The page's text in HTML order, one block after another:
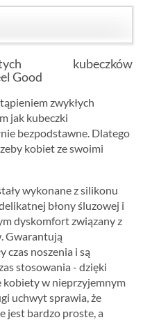
kubeczków
Good
zwykłych
jak kubeczki
bezpodstawne. Dlatego
kobiet ze swoimi
wykonane z silikonu
błony śluzowej i
dyskomfort związany z
Gwarantują
czas noszenia i są
stosowania - dzięki
kobiety w nieprzyjemnym
uchwyt sprawia, że
jest bardzo proste, a